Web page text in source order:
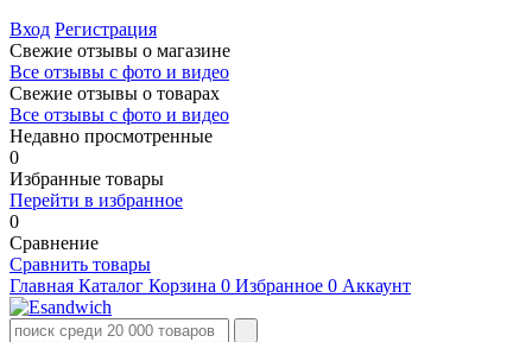
Вход Регистрация
Свежие отзывы о магазине
Все отзывы с фото и видео
Свежие отзывы о товарах
Все отзывы c фото и видео
Недавно просмотренные
0
Избранные товары
Перейти в избранное
0
Сравнение
Сравнить товары
Главная Каталог Корзина 0 Избранное 0 Аккаунт